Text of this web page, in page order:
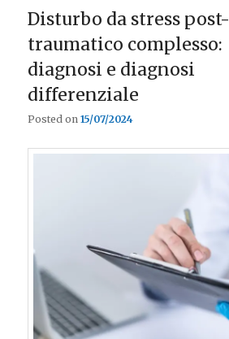
Disturbo da stress post-
traumatico complesso:
diagnosi e diagnosi
differenziale
Posted on15/07/2024